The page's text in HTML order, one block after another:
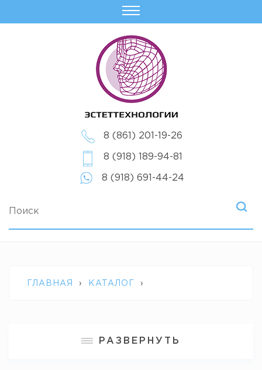
8 (861) 201-19-26
8 (918) 189-94-81
8 (918) 691-44-24
ГЛАВНАЯ › КАТАЛОГ ›
РАЗВЕРНУТЬ